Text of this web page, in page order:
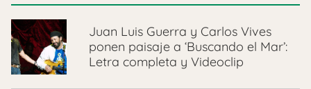
Juan Luis Guerra y Carlos Vives
ponen paisaje a ‘Buscando el Mar’:
Letra completa y Videoclip